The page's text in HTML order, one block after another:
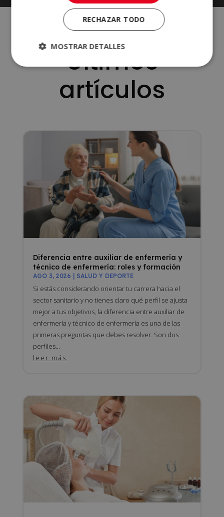
Últimos
artículos
Diferencia entre auxiliar de enfermería y
técnico de enfermería: roles y formación
AGO 3, 2026 SALUD Y DEPORTE
Si estás considerando orientar tu carrera hacia el
sector sanitario y no tienes claro qué perfil se ajusta
mejor a tus objetivos, la diferencia entre auxiliar de
enfermería y técnico de enfermería es una de las
primeras preguntas que debes resolver. Son dos
perfiles...
leer más
RECHAZAR TODO
MOSTRAR DETALLES